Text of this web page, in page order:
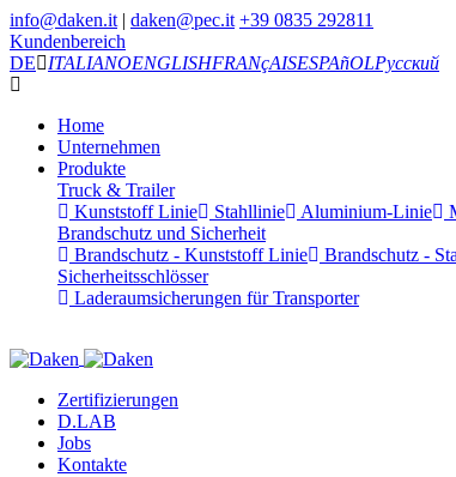
info@daken.it | daken@pec.it +39 0835 292811
Kundenbereich
DE
ITALIANOENGLISHFRANçAISESPAñOLРусский
Home
Unternehmen
Produkte
Truck & Trailer
Kunststoff Linie
Stahllinie Aluminium-Linie
Brandschutz und Sicherheit
Brandschutz - Kunststoff Linie
Brandschutz -
Sicherheitsschlösser
Laderaumsicherungen für Transporter
Zertifizierungen
D.LAB
Jobs
Kontakte